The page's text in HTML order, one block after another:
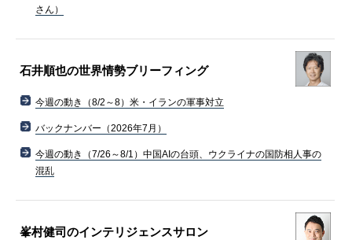
さん）
石井順也の世界情勢ブリーフィング
今週の動き（8/2～8）米・イランの軍事対立
バックナンバー（2026年7月）
今週の動き（7/26～8/1）中国AIの台頭、ウクライナの国防相人事の
混乱
峯村健司のインテリジェンスサロン